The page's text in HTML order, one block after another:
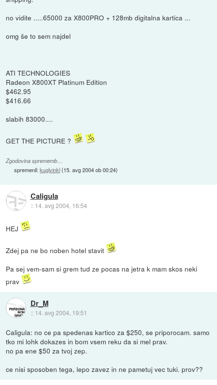
no vidite .....65000 za X800PRO + 128mb digitalna kartica ...
omg še to sem najdel
ATI TECHNOLOGIES
Radeon X800XT Platinum Edition
$462.95
$416.66
slabih 83000....
GET THE PICTURE ?
Zgodovina sprememb…
spremenil:kuglvinkl(15. avg 2004 ob 00:24)
Caligula
:: 14. avg 2004, 16:54
HEJ
Zdej pa ne bo noben hotel stavit
Pa sej vem-sam si grem tud ze pocas na jetra k mam skos neki
prav
Dr_M
:: 14. avg 2004, 19:51
Caligula: no ce pa spedenas kartico za $250, se priporocam. samo
tko mi lohk dokazes in bom vsem reku da si mel prav.
no pa ene $50 za tvoj zep.
ce nisi sposoben tega, lepo zavez in ne pametuj vec tuki. prov??